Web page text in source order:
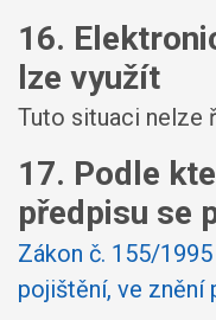
16.
lze využít
Tuto situaci nelze
17. Podle
předpisu se
Zákon č. 155/
pojištění, ve znění